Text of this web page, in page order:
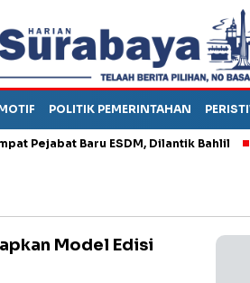
POLITIK PEMERINTAHAN
Baru ESDM, Dilantik Bahlil
Model Edisi